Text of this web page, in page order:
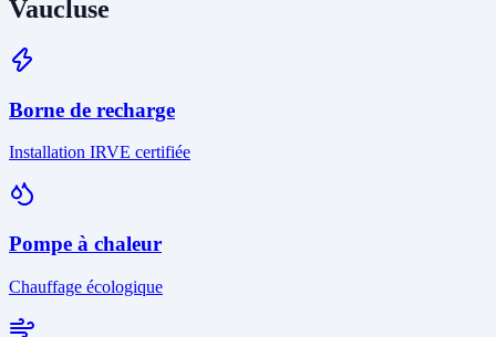
Vaucluse
Borne de recharge
Installation IRVE certifiée
Pompe à chaleur
Chauffage écologique